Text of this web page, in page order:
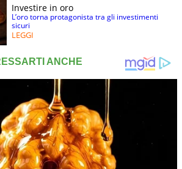
Investire in oro
L’oro torna protagonista tra gli investimenti
sicuri
LEGGI